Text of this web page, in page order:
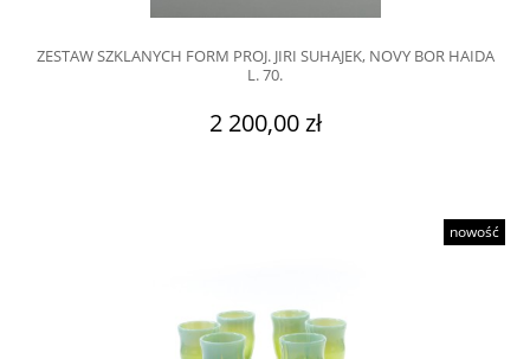
ZESTAW SZKLANYCH FORM PROJ. JIRI SUHAJEK, NOVY BOR HAIDA
L. 70.
2 200,00 zł
nowość